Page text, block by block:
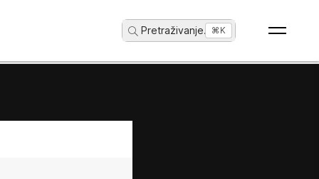
Pretraživanje... ⌘K